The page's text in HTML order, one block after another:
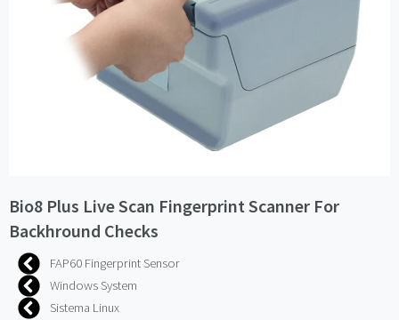
Bio8 Plus Live Scan Fingerprint Scanner For
Backhround Checks
FAP60 Fingerprint Sensor
Windows System
Sistema Linux